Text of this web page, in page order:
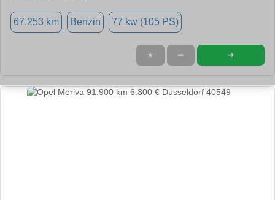
67.253 km Benzin 77 kw (105 PS)
★ ➦ ➜